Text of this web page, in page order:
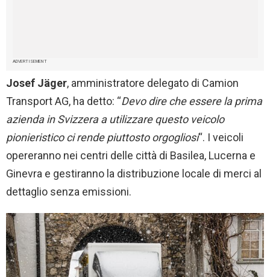
ADVERTISEMENT
Josef Jäger, amministratore delegato di Camion
Transport AG, ha detto: “Devo dire che essere la prima
azienda in Svizzera a utilizzare questo veicolo
pionieristico ci rende piuttosto orgogliosi“. I veicoli
opereranno nei centri delle città di Basilea, Lucerna e
Ginevra e gestiranno la distribuzione locale di merci al
dettaglio senza emissioni.